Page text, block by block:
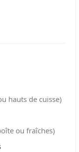
hauts de cuisse)
ou fraîches)